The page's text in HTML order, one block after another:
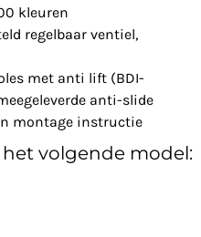
kleuren
regelbaar ventiel,
met anti lift (BDI-
anti-slide
montage instructie
volgende model: